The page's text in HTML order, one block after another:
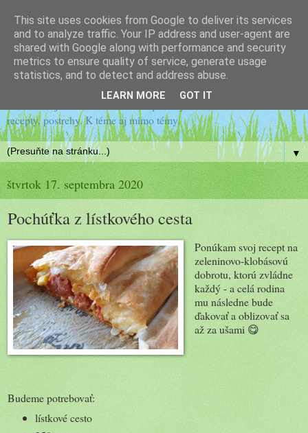
Drobné postrehy záhradkára
amatéra
recepty, postrehy. K téme aj mimo témy.
▼
štvrtok 17. septembra 2020
Pochúťka z lístkového cesta
Ponúkam svoj recept na
zeleninovo-klobásovú
dobrotu, ktorú zvládne
každý - a celá rodina
mu následne bude
ďakovať a oblizovať sa
až za ušami 😋
Budeme potrebovať:
lístkové cesto
This site uses cookies from Google to deliver its services
and to analyze traffic. Your IP address and user-agent are
shared with Google along with performance and security
metrics to ensure quality of service, generate usage
statistics, and to detect and address abuse.
LEARN MORE GOT IT